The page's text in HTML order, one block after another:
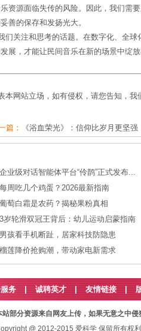
资源面临失传的风险。因此，我们需
善的保存和发扬光大。
们关注和思考的话题。在数字化、全球
展，才能让民间音乐在新的场景中绽
本网站立场，如有侵权，请您告知，我
篇： 《浴血荣光》：信仰比岁月更坚强
企业级对话智能体平台“伶鹊”正式发布...
每周吃几个鸡蛋？2026最新指南
葡萄白霜是农药？揭秘果粉真相
3岁轮滑双冠王背后：幼儿运动启蒙指南
男孩看手机断趾，居家科技防隐患
榴莲降价抢购潮，带动家电新需求
务 | 诚聘英才 | 友情链接 |
站部分资源来自网友上传，如果无意之中
@ 2012-2015 爱科学 保留所有权利